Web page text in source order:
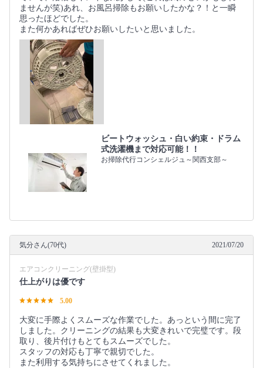
ませんが笑)あれ、お風呂掃除もお願いしたかな？！と一瞬
思ったほどでした。
また何かあればぜひお願いしたいと思いました。
ビートウォッシュ・白い約束・ドラム
式洗濯機まで対応可能！！
お掃除代行コンシェルジュ～関西支部～
気分さん(70代) 2021/07/20
エアコンクリーニング(壁掛型)
仕上がりは優です
5.00
大変に手際よくスムーズな作業でした。あっという間に完了
しました。クリーニングの結果も大変きれいで完璧です。段
取り、後片付けもとてもスムーズでした。
スタッフの対応も丁寧で親切でした。
また利用する気持ちにさせてくれました。